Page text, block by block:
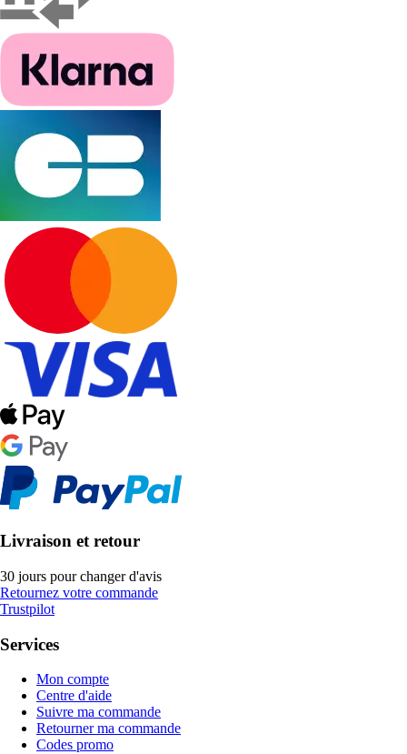
Livraison et retour
30 jours pour changer d'avis
Retournez votre commande
Trustpilot
Services
Mon compte
Centre d'aide
Suivre ma commande
Retourner ma commande
Codes promo